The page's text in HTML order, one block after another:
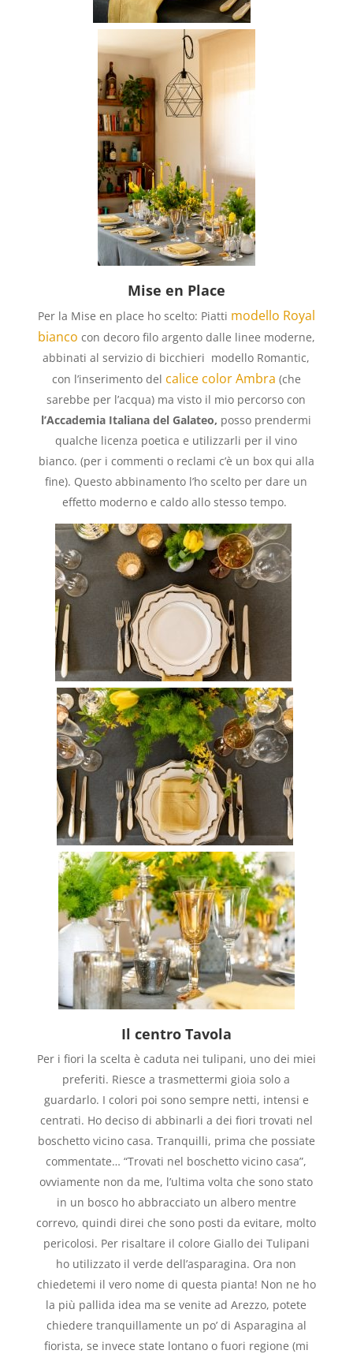
Mise en Place
Per la Mise en place ho scelto: Piatti modello Royal
bianco con decoro filo argento dalle linee moderne,
abbinati al servizio di bicchieri modello Romantic,
con l’inserimento del calice color Ambra (che
sarebbe per l’acqua) ma visto il mio percorso con
l’Accademia Italiana del Galateo, posso prendermi
qualche licenza poetica e utilizzarli per il vino
bianco. (per i commenti o reclami c’è un box qui alla
fine). Questo abbinamento l’ho scelto per dare un
effetto moderno e caldo allo stesso tempo.
Il centro Tavola
Per i fiori la scelta è caduta nei tulipani, uno dei miei
preferiti. Riesce a trasmettermi gioia solo a
guardarlo. I colori poi sono sempre netti, intensi e
centrati. Ho deciso di abbinarli a dei fiori trovati nel
boschetto vicino casa. Tranquilli, prima che possiate
commentate… “Trovati nel boschetto vicino casa”,
ovviamente non da me, l’ultima volta che sono stato
in un bosco ho abbracciato un albero mentre
correvo, quindi direi che sono posti da evitare, molto
pericolosi. Per risaltare il colore Giallo dei Tulipani
ho utilizzato il verde dell’asparagina. Ora non
chiedetemi il vero nome di questa pianta! Non ne ho
la più pallida idea ma se venite ad Arezzo, potete
chiedere tranquillamente un po’ di Asparagina al
fiorista, se invece state lontano o fuori regione (mi